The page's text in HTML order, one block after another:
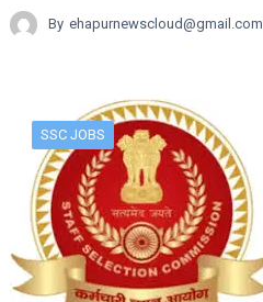
By ehapurnewscloud@gmail.com
SSC JOBS